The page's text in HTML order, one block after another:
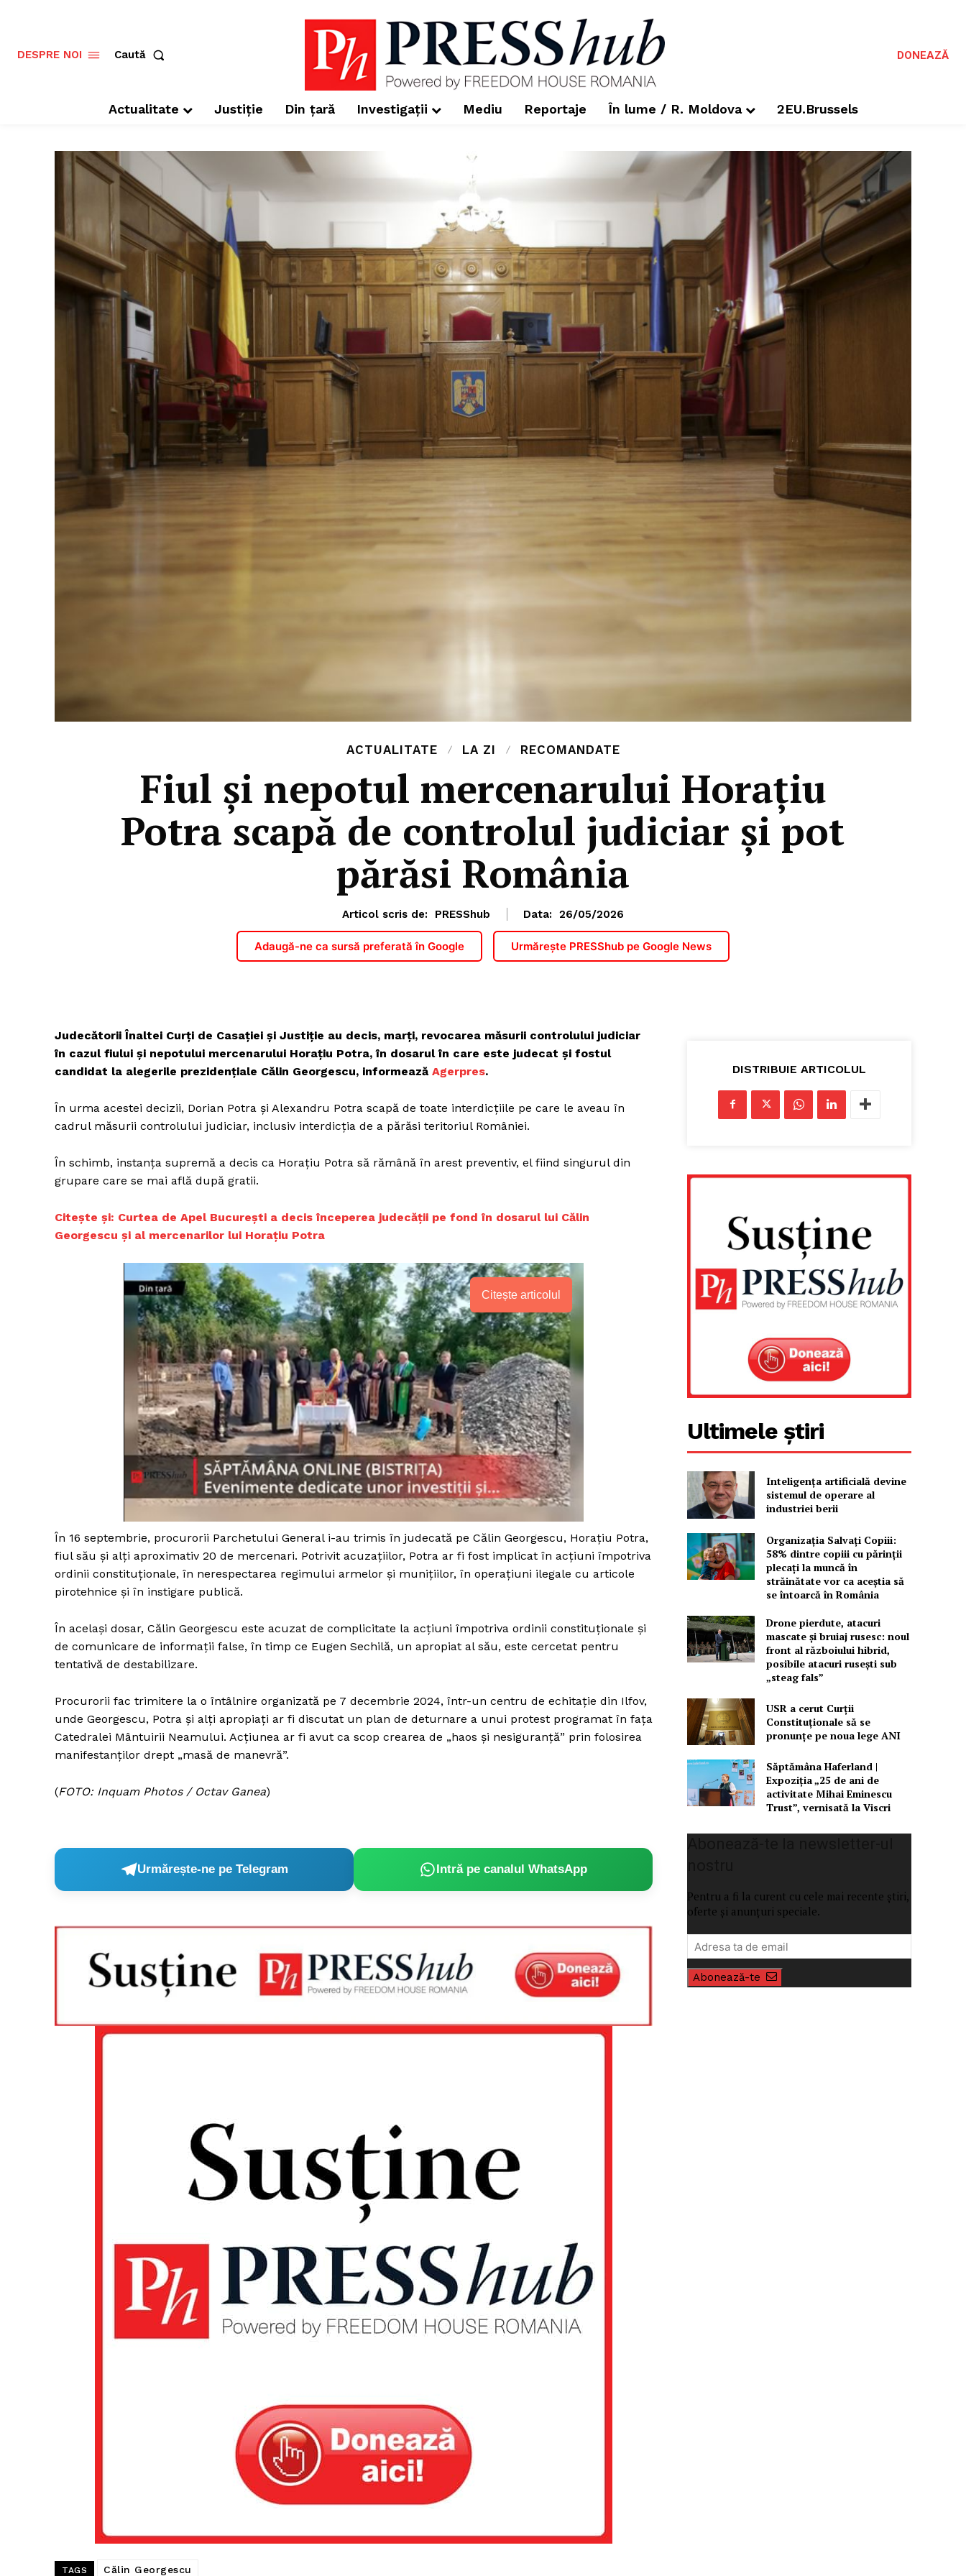
FREEDOM HOUSE
ROMÂNIA
PRESShub
Rețea
DESPRE NOI Caută DONEAZĂ
Actualitate Justiție Din țară Investigații Mediu Reportaje În lume / R. Moldova 2EU.Brussels
ACTUALITATE LA ZI RECOMANDATE
Fiul și nepotul mercenarului Horațiu
Potra scapă de controlul judiciar și pot
părăsi România
Articol scris de: PRESShub Data: 26/05/2026
Adaugă-ne ca sursă preferată în Google Urmărește PRESShub pe Google News
Judecătorii Înaltei Curți de Casației și Justiție au decis, marți, revocarea măsurii controlului judiciar
în cazul fiului și nepotului mercenarului Horațiu Potra, în dosarul în care este judecat și fostul
candidat la alegerile prezidențiale Călin Georgescu, informează Agerpres.
În urma acestei decizii, Dorian Potra și Alexandru Potra scapă de toate interdicțiile pe care le aveau în
cadrul măsurii controlului judiciar, inclusiv interdicția de a părăsi teritoriul României.
În schimb, instanța supremă a decis ca Horațiu Potra să rămână în arest preventiv, el fiind singurul din
grupare care se mai află după gratii.
Citește și: Curtea de Apel București a decis începerea judecății pe fond în dosarul lui Călin
Georgescu și al mercenarilor lui Horațiu Potra
Citește articolul
În 16 septembrie, procurorii Parchetului General i-au trimis în judecată pe Călin Georgescu, Horațiu Potra,
fiul său și alți aproximativ 20 de mercenari. Potrivit acuzațiilor, Potra ar fi fost implicat în acțiuni împotriva
ordinii constituționale, în nerespectarea regimului armelor și munițiilor, în operațiuni ilegale cu articole
pirotehnice și în instigare publică.
În același dosar, Călin Georgescu este acuzat de complicitate la acțiuni împotriva ordinii constituționale și
de comunicare de informații false, în timp ce Eugen Sechilă, un apropiat al său, este cercetat pentru
tentativă de destabilizare.
Procurorii fac trimitere la o întâlnire organizată pe 7 decembrie 2024, într-un centru de echitație din Ilfov,
unde Georgescu, Potra și alți apropiați ar fi discutat un plan de deturnare a unui protest programat în fața
Catedralei Mântuirii Neamului. Acțiunea ar fi avut ca scop crearea de „haos și nesiguranță” prin folosirea
manifestanților drept „masă de manevră”.
(FOTO: Inquam Photos / Octav Ganea)
Urmărește-ne pe Telegram Intră pe canalul WhatsApp
TAGS Călin Georgescu
DISTRIBUIE ARTICOLUL
Ultimele știri
Inteligența artificială devine
sistemul de operare al
industriei berii
Organizația Salvați Copiii:
58% dintre copiii cu părinții
plecați la muncă în
străinătate vor ca aceștia să
se întoarcă în România
Drone pierdute, atacuri
mascate și bruiaj rusesc: noul
front al războiului hibrid,
posibile atacuri rusești sub
„steag fals”
USR a cerut Curții
Constituționale să se
pronunțe pe noua lege ANI
Săptămâna Haferland |
Expoziţia „25 de ani de
activitate Mihai Eminescu
Trust”, vernisată la Viscri
Pentru a fi la curent cu cele mai recente știri,
oferte și anunțuri speciale.
Abonează-te